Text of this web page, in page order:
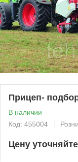
Прицеп-
В наличии
Код: 455004
Цену уточняйте